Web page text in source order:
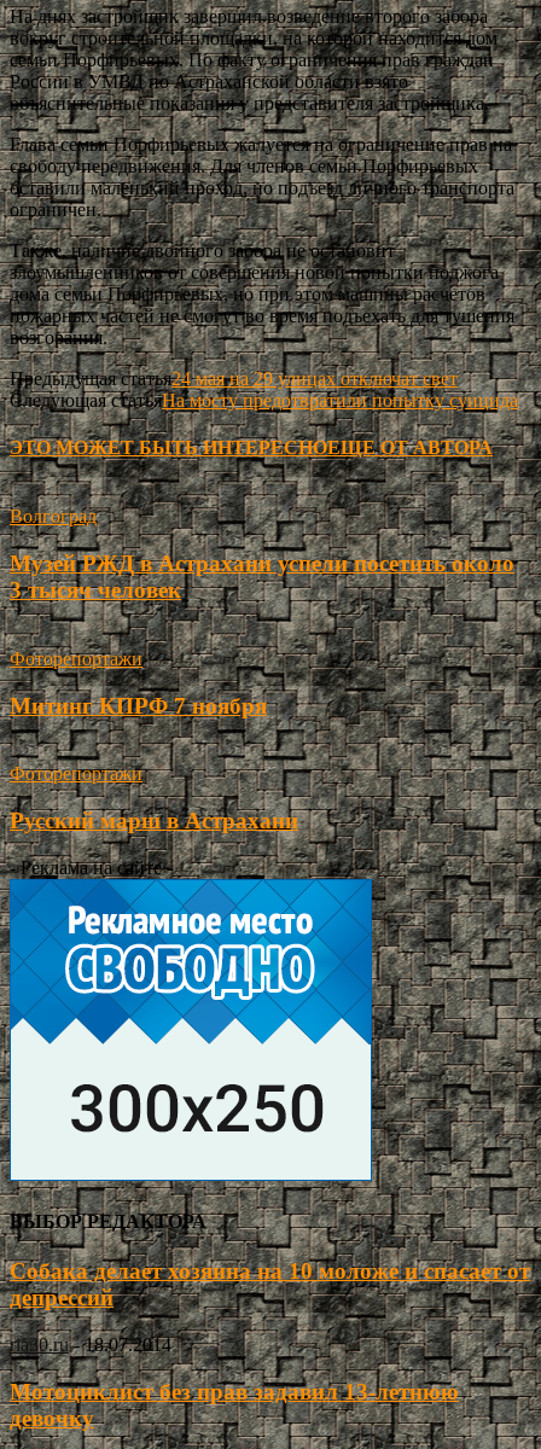
На днях застройщик завершил возведение второго забора
вокруг строительной площадки, на которой находится дом
семьи Порфирьевых. По факту ограничения прав граждан
России в УМВД по Астраханской области взято
объяснительные показания у представителя застройщика.
Глава семьи Порфирьевых жалуется на ограничение прав на
свободу передвижения. Для членов семьи Порфирьевых
оставили маленький проход, но подъезд личного транспорта
ограничен.
Также, наличие двойного забора не остановит
злоумышленников от совершения новой попытки поджога
дома семьи Порфирьевых, но при этом машины расчетов
пожарных частей не смогут во время подъехать для тушения
возгорания.
Предыдущая статья24 мая на 29 улицах отключат свет
Следующая статьяНа мосту предотвратили попытку суицида
ЭТО МОЖЕТ БЫТЬ ИНТЕРЕСНОЕЩЕ ОТ АВТОРА
Волгоград
Музей РЖД в Астрахани успели посетить около
3 тысяч человек
Фоторепортажи
Митинг КПРФ 7 ноября
Фоторепортажи
Русский марш в Астрахани
- Реклама на сайте -
ВЫБОР РЕДАКТОРА
Собака делает хозяина на 10 моложе и спасает от
депрессий
ria30.ru - 18.07.2014
Мотоциклист без прав задавил 13-летнюю
девочку